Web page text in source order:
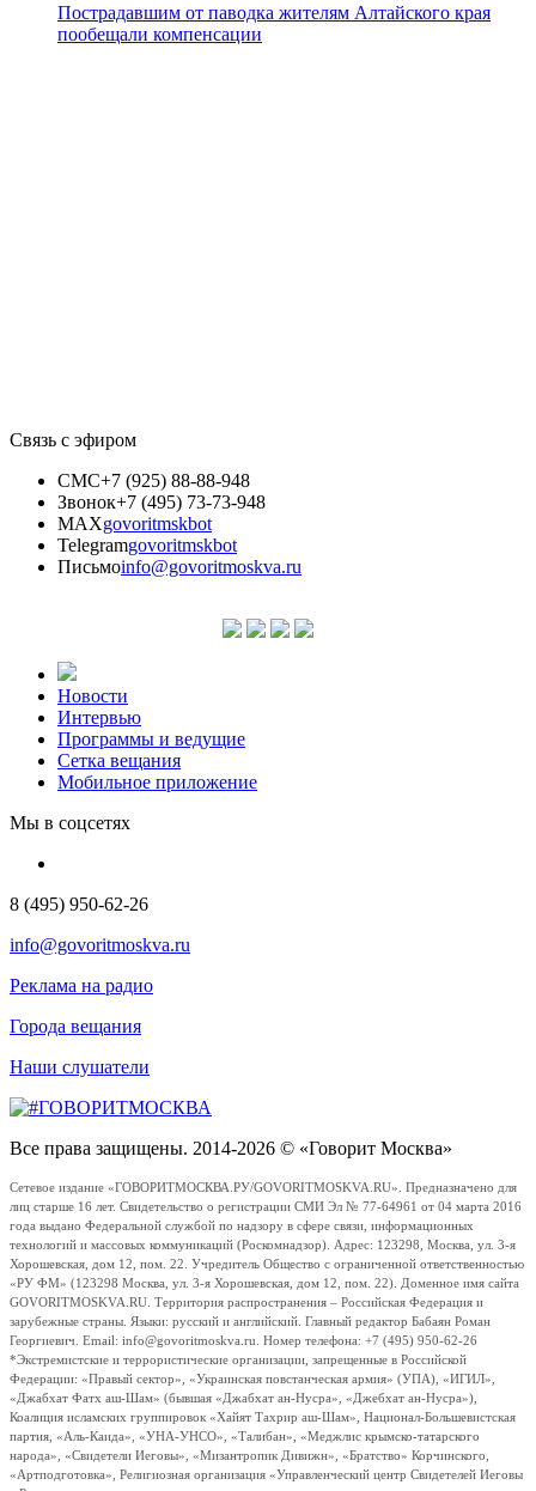
Пострадавшим от паводка жителям Алтайского края
пообещали компенсации
Связь с эфиром
СМС+7 (925) 88-88-948
Звонок+7 (495) 73-73-948
MAXgovoritmskbot
Telegramgovoritmskbot
Письмоinfo@govoritmoskva.ru
Новости
Интервью
Программы и ведущие
Сетка вещания
Мобильное приложение
Мы в соцсетях
8 (495) 950-62-26
info@govoritmoskva.ru
Реклама на радио
Города вещания
Наши слушатели
Все права защищены. 2014-2026 © «Говорит Москва»
Сетевое издание «ГОВОРИТМОСКВА.РУ/GOVORITMOSKVA.RU». Предназначено для
лиц старше 16 лет. Свидетельство о регистрации СМИ Эл № 77-64961 от 04 марта 2016
года выдано Федеральной службой по надзору в сфере связи, информационных
технологий и массовых коммуникаций (Роскомнадзор). Адрес: 123298, Москва, ул. 3-я
Хорошевская, дом 12, пом. 22. Учредитель Общество с ограниченной ответственностью
«РУ ФМ» (123298 Москва, ул. 3-я Хорошевская, дом 12, пом. 22). Доменное имя сайта
GOVORITMOSKVA.RU. Территория распространения – Российская Федерация и
зарубежные страны. Языки: русский и английский. Главный редактор Бабаян Роман
Георгиевич. Email: info@govoritmoskva.ru. Номер телефона: +7 (495) 950-62-26
*Экстремистские и террористические организации, запрещенные в Российской
Федерации: «Правый сектор», «Украинская повстанческая армия» (УПА), «ИГИЛ»,
«Джабхат Фатх аш-Шам» (бывшая «Джабхат ан-Нусра», «Джебхат ан-Нусра»),
Коалиция исламских группировок «Хайят Тахрир аш-Шам», Национал-Большевистская
партия, «Аль-Каида», «УНА-УНСО», «Талибан», «Меджлис крымско-татарского
народа», «Свидетели Иеговы», «Мизантропик Дивижн», «Братство» Корчинского,
«Артподготовка», Религиозная организация «Управленческий центр Свидетелей Иеговы